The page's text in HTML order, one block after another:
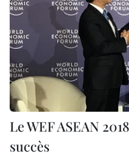
Le WEF ASEAN
succès